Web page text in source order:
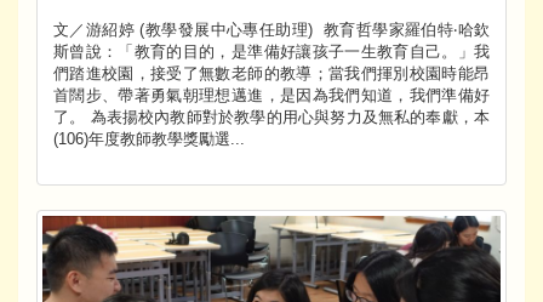
文／游紹婷 (教學發展中心專任助理) 教育哲學家羅伯特‧哈欽
斯曾說：「教育的目的，是準備好讓孩子一生教育自己。」我
們踏進校園，接受了無數老師的教導；當我們揮別校園時能昂
首闊步、帶著勇氣朝理想邁進，是因為我們知道，我們準備好
了。 為表揚校內教師對於教學的用心與努力及無私的奉獻，本
(106)年度教師教學獎勵選...